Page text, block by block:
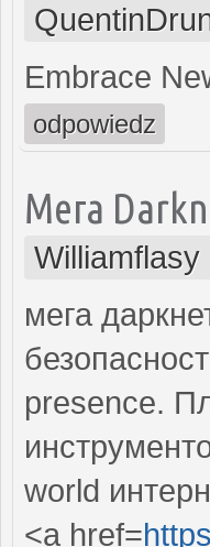
Embrace
odpowiedz
Мега
мега
presence.
world
<a href=